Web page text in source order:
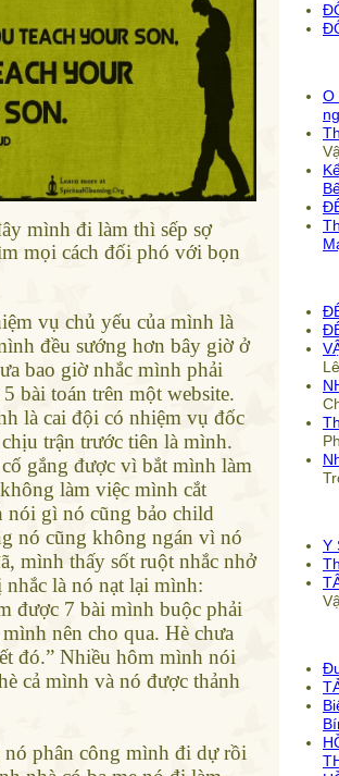
mình đi làm thì sếp sợ
mọi cách đối phó với bọn
vụ chủ yếu của mình là
đều sướng hơn bây giờ ở
bao giờ nhắc mình phải
bài toán trên một website.
là cai đội có nhiệm vụ đốc
trận trước tiên là mình.
gắng được vì bắt mình làm
làm việc mình cắt
nói gì nó cũng bảo child
nó cũng không ngán vì nó
mình thấy sốt ruột nhắc nhở
là nó nạt lại mình:
được 7 bài mình buộc phải
nên cho qua. Hè chưa
đó.” Nhiều hôm mình nói
cả mình và nó được thảnh
phân công mình đi dự rồi
O
Y